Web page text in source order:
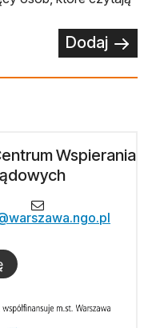
Dodaj
Wspierania